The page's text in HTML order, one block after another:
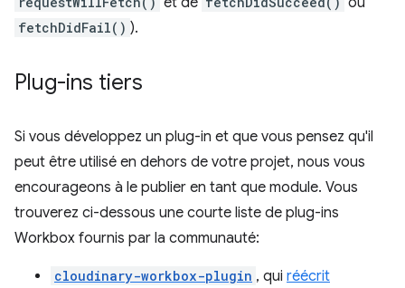
fetchDidFail() ).
Plug-ins tiers
Si vous développez un plug-in et que vous pensez qu'il
peut être utilisé en dehors de votre projet, nous vous
encourageons à le publier en tant que module. Vous
trouverez ci-dessous une courte liste de plug-ins
Workbox fournis par la communauté:
cloudinary-workbox-plugin , qui réécrit